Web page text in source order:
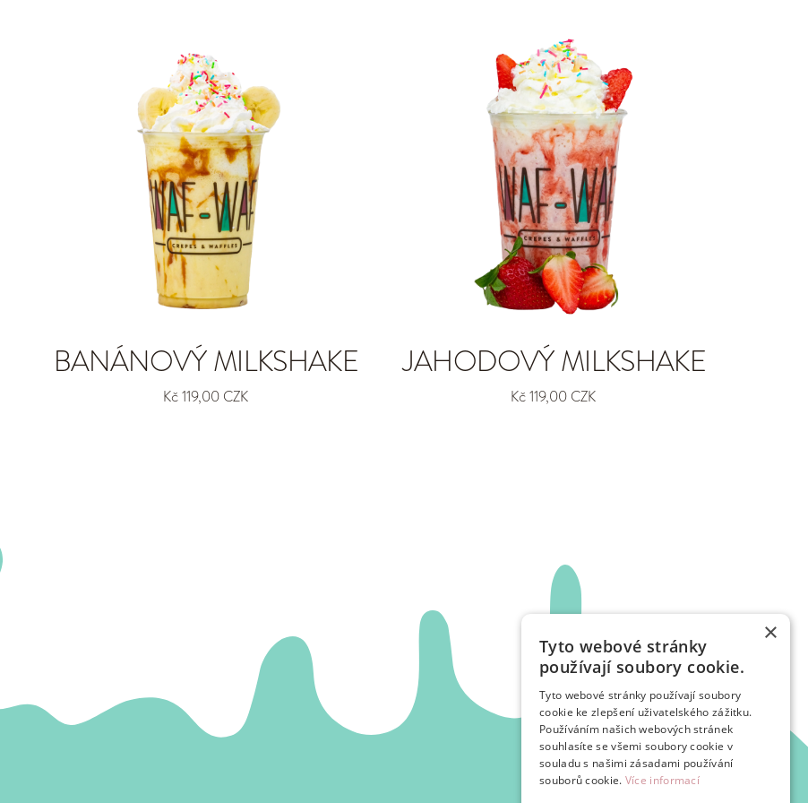
BANÁNOVÝ MILKSHAKE
Kč 119,00 CZK
JAHODOVÝ MILKSHAKE
Kč 119,00 CZK
×
Tyto webové stránky
používají soubory cookie.
Tyto webové stránky používají soubory
cookie ke zlepšení uživatelského zážitku.
Používáním našich webových stránek
souhlasíte se všemi soubory cookie v
souladu s našimi zásadami používání
souborů cookie. Více informací